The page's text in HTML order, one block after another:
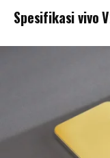
Spesifikasi vivo